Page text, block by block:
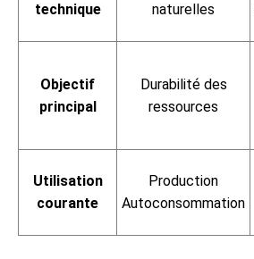
technique
naturelles
Objectif
principal
Durabilité des
ressources
Utilisation
courante
Production
Autoconsommation